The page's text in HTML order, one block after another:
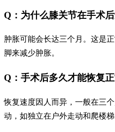
Q：为什么膝关节在手术
肿胀可能会长达三个月。这是
脚来减少肿胀。
Q：手术后多久才能恢复
恢复速度因人而异，一般在三
动，如独立在户外走动和爬楼梯